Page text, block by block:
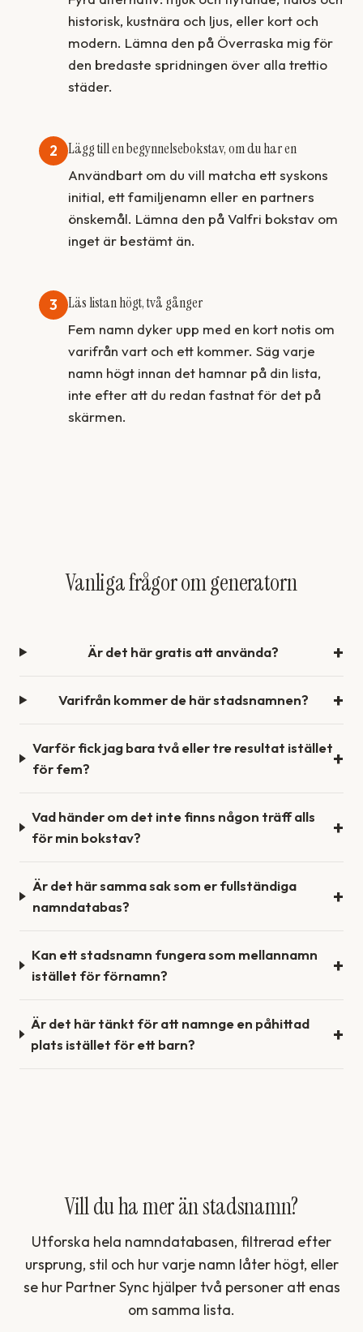
historisk, kustnära och ljus, eller kort och
modern. Lämna den på Överraska mig för
den bredaste spridningen över alla trettio
städer.
2 Lägg till en begynnelsebokstav, om du har en
Användbart om du vill matcha ett syskons
initial, ett familjenamn eller en partners
önskemål. Lämna den på Valfri bokstav om
inget är bestämt än.
3 Läs listan högt, två gånger
Fem namn dyker upp med en kort notis om
varifrån vart och ett kommer. Säg varje
namn högt innan det hamnar på din lista,
inte efter att du redan fastnat för det på
skärmen.
Vanliga frågor om generatorn
Är det här gratis att använda?
Varifrån kommer de här stadsnamnen?
Varför fick jag bara två eller tre resultat istället
för fem?
Vad händer om det inte finns någon träff alls
för min bokstav?
Är det här samma sak som er fullständiga
namndatabas?
Kan ett stadsnamn fungera som mellannamn
istället för förnamn?
Är det här tänkt för att namnge en påhittad
plats istället för ett barn?
Vill du ha mer än stadsnamn?
Utforska hela namndatabasen, filtrerad efter
ursprung, stil och hur varje namn låter högt, eller
se hur Partner Sync hjälper två personer att enas
om samma lista.